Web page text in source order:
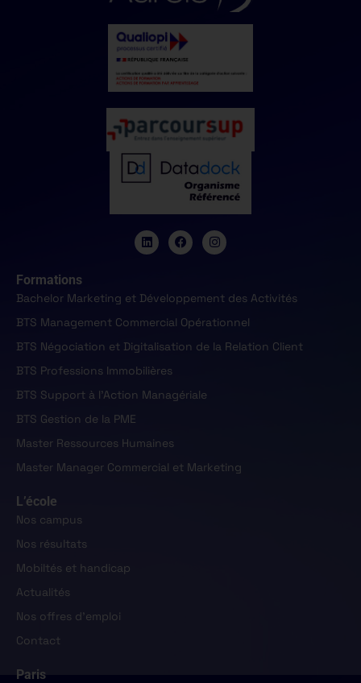
Formations
Bachelor Marketing et Développement des Activités
BTS Management Commercial Opérationnel
BTS Négociation et Digitalisation de la Relation Client
BTS Professions Immobilières
BTS Support à l'Action Managériale
BTS Gestion de la PME
Master Ressources Humaines
Master Manager Commercial et Marketing
L’école
Nos campus
Nos résultats
Mobiltés et handicap
Actualités
Nos offres d'emploi
Contact
Paris